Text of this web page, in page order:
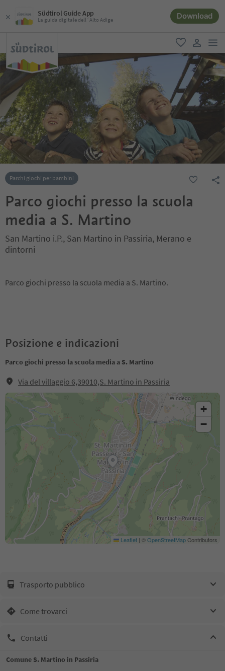
Südtirol Guide App
La guida digitale dell´Alto Adige Download
favoriti
user link
Parchi giochi per bambini
Parco giochi presso la scuola
media a S. Martino
San Martino i.P., San Martino in Passiria, Merano e
dintorni
Parco giochi presso la scuola media a S. Martino.
Posizione e indicazioni
Parco giochi presso la scuola media a S. Martino
Via del villaggio 6,39010,S. Martino in Passiria
+
−
Leaflet | ©OpenStreetMapContributors
Trasporto pubblico
Come trovarci
Contatti
Comune S. Martino in Passiria